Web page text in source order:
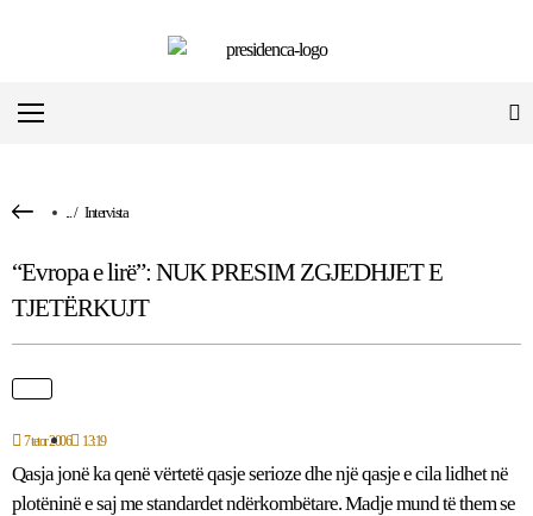
.../ Intervista
“Evropa e lirë”: NUK PRESIM ZGJEDHJET E
TJETËRKUJT
7 tetor 2006 13:19
Qasja jonë ka qenë vërtetë qasje serioze dhe një qasje e cila lidhet në
plotëninë e saj me standardet ndërkombëtare. Madje mund të them se